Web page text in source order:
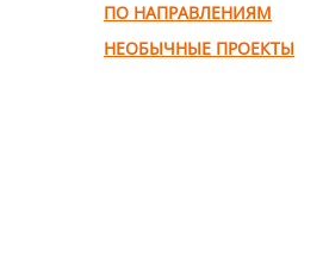
ПО НАПРАВЛЕНИЯМ
НЕОБЫЧНЫЕ ПРОЕКТЫ